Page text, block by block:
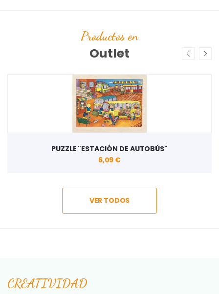
Productos en
Outlet
PUZZLE "ZARO PESCANDO"
VER TODOS
CREATIVIDAD